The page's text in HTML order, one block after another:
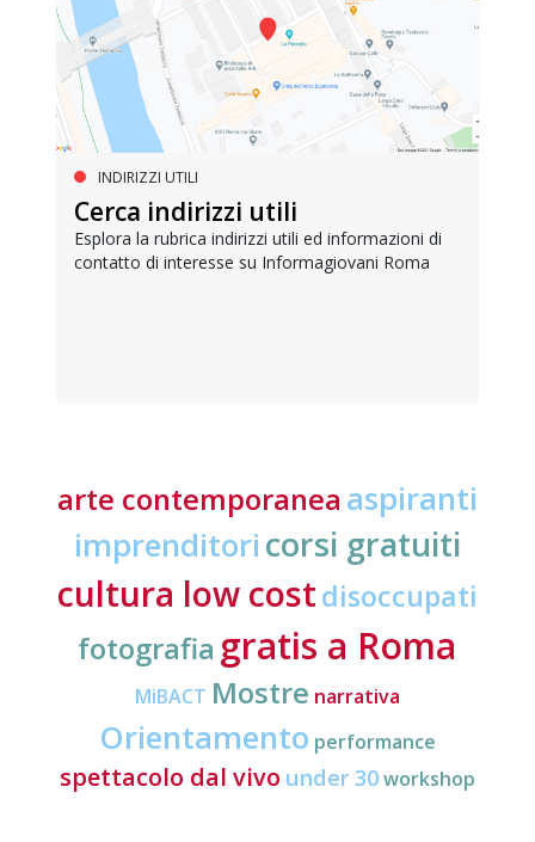
INDIRIZZI UTILI
Cerca indirizzi utili
Esplora la rubrica indirizzi utili ed informazioni di
contatto di interesse su Informagiovani Roma
arte contemporanea aspiranti
imprenditori corsi gratuiti
cultura low costdisoccupati
fotografia gratis a Roma
MiBACT Mostre narrativa
Orientamento performance
spettacolo dal vivo under 30workshop